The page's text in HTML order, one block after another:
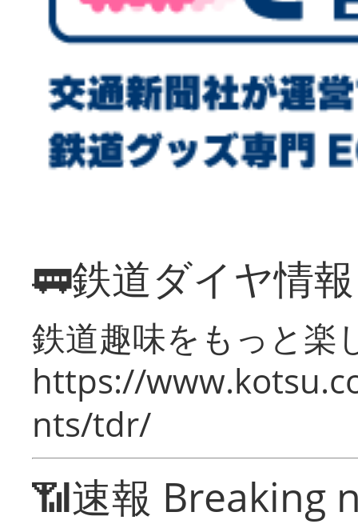
🚃鉄道ダイヤ情
鉄道趣味をもっと楽
https://
nts/tdr/
📶速報 Breaking